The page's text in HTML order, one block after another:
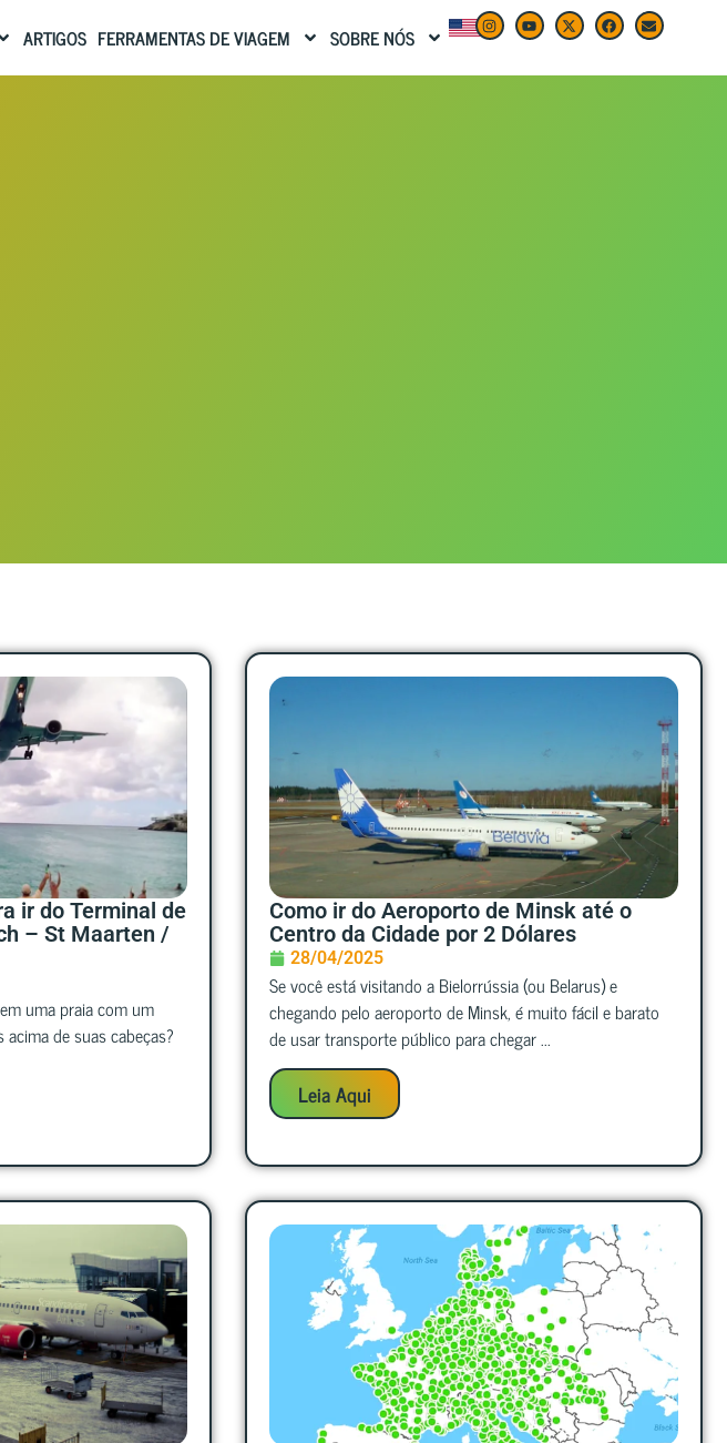
ARTIGOS FERRAMENTAS DE VIAGEM SOBRE NÓS
ir do Terminal de
– St Maarten /
uma praia com um
de suas cabeças?
Como ir do Aeroporto de Minsk até o
Centro da Cidade por 2 Dólares
28/04/2025
Se você está visitando a Bielorrússia (ou Belarus) e
chegando pelo aeroporto de Minsk, é muito fácil e barato
de usar transporte público para chegar ...
Leia Aqui